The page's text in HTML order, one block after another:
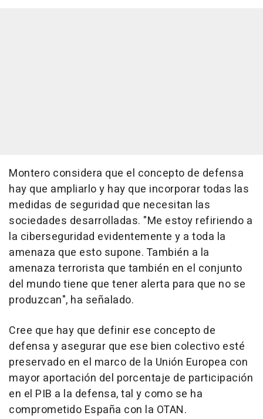
Montero considera que el concepto de defensa
hay que ampliarlo y hay que incorporar todas las
medidas de seguridad que necesitan las
sociedades desarrolladas. "Me estoy refiriendo a
la ciberseguridad evidentemente y a toda la
amenaza que esto supone. También a la
amenaza terrorista que también en el conjunto
del mundo tiene que tener alerta para que no se
produzcan", ha señalado.
Cree que hay que definir ese concepto de
defensa y asegurar que ese bien colectivo esté
preservado en el marco de la Unión Europea con
mayor aportación del porcentaje de participación
en el PIB a la defensa, tal y como se ha
comprometido España con la OTAN.